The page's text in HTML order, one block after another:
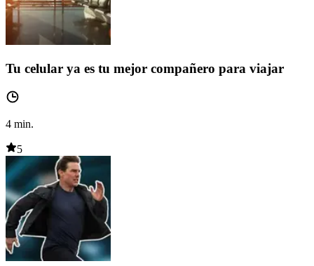
Tu celular ya es tu mejor compañero para viajar
4 min.
5